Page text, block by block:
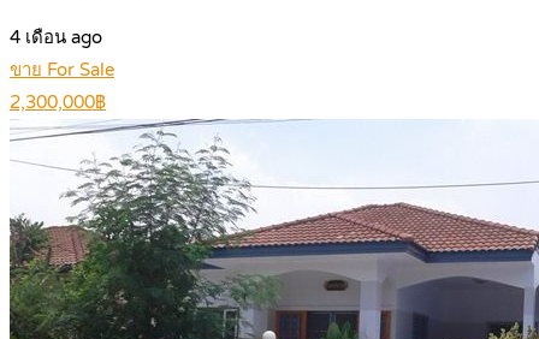
4 เดือน ago
ขาย For Sale
2,300,000฿